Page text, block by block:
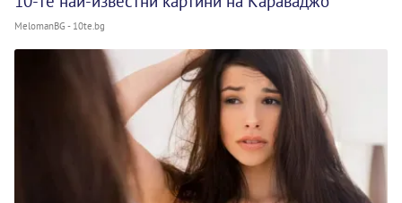
MelomanBG - 10te.bg